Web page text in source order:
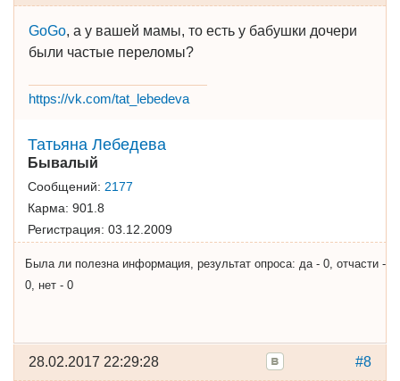
GoGo, а у вашей мамы, то есть у бабушки дочери
были частые переломы?
https://vk.com/tat_lebedeva
Татьяна Лебедева
Бывалый
Сообщений: 2177
Карма: 901.8
Регистрация: 03.12.2009
Была ли полезна информация, результат опроса: да - 0, отчасти -
0, нет - 0
#8
28.02.2017 22:29:28